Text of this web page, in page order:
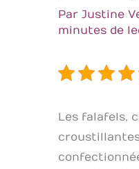
Par Justine
minutes de
Les falafels,